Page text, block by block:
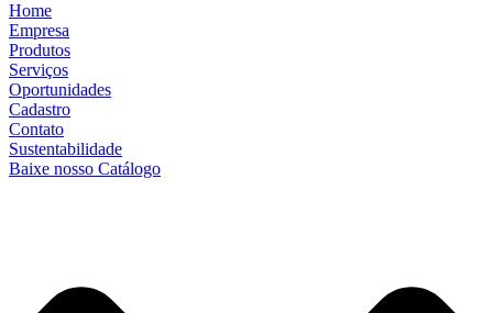
Home
Empresa
Produtos
Serviços
Oportunidades
Cadastro
Contato
Sustentabilidade
Baixe nosso Catálogo